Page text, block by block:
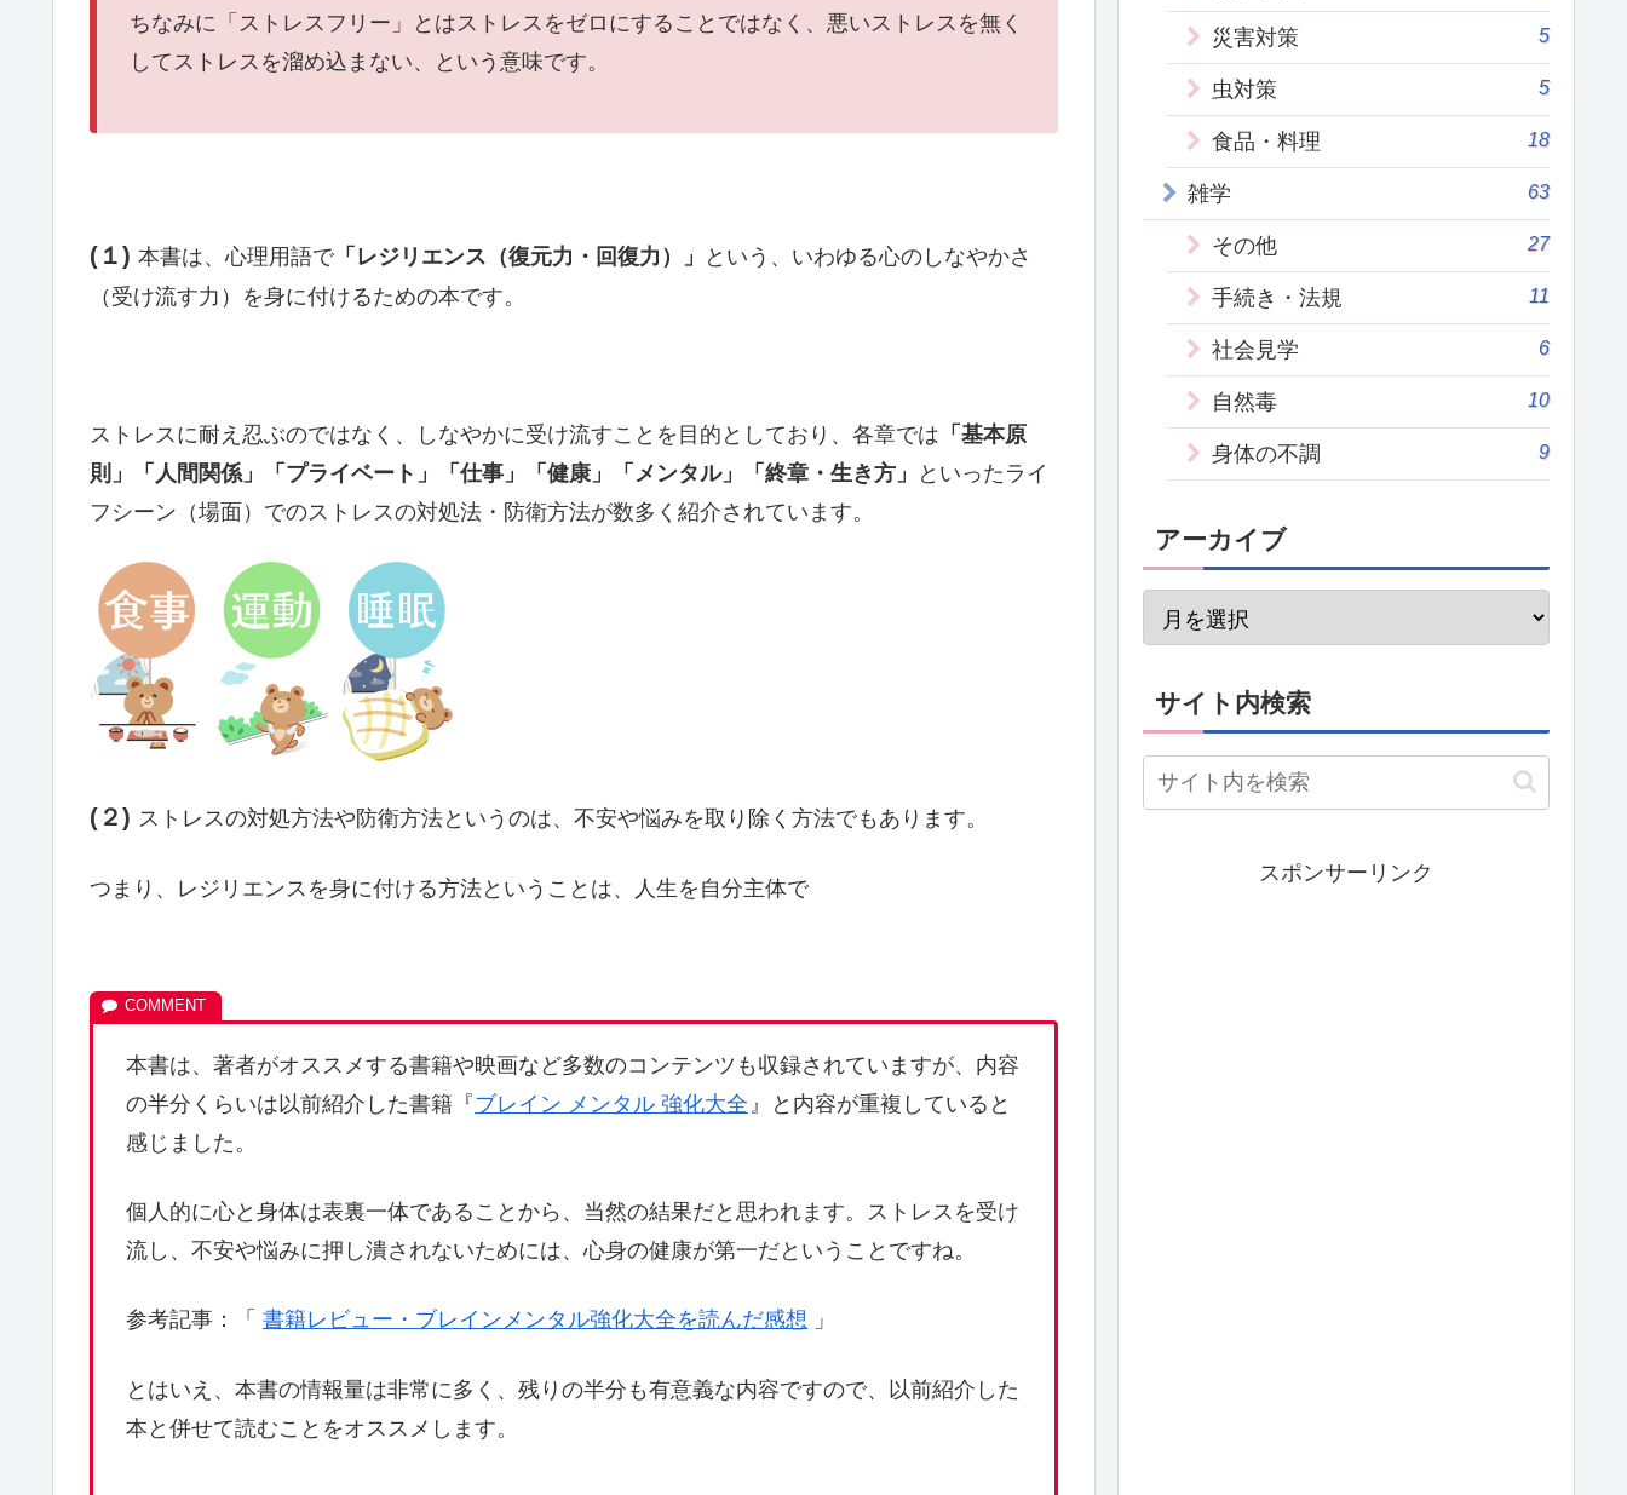
ちなみに「ストレスフリー」とはストレスをゼロにすることではなく、悪いストレスを無く
してストレスを溜め込まない、という意味です。
(１) 本書は、心理用語で「レジリエンス（復元力・回復力）」
という、いわゆる心のしなやかさ
（受け流す力）を身に付けるための本です。
ストレスに耐え忍ぶのではなく、しなやかに受け流すことを目的としており、各章では 「基本原
則」「人間関係」「プライベート」「仕事」「健康」「メンタル」「終章・生き方」
といったライ
フシーン（場面）でのストレスの対処法・防衛方法が数多く紹介されています。
(２) ストレスの対処方法や防衛方法というのは、不安や悩みを取り除く方法でもあります。
つまり、レジリエンスを身に付ける方法ということは、人生を自分主体で
本書は、著者がオススメする書籍や映画など多数のコンテンツも収録されていますが、内容
の半分くらいは以前紹介した書籍『ブレイン メンタル 強化大全 』と内容が重複していると
感じました。
個人的に心と身体は表裏一体であることから、当然の結果だと思われます。ストレスを受け
流し、不安や悩みに押し潰されないためには、心身の健康が第一だということですね。
参考記事：「 書籍レビュー・ブレインメンタル強化大全を読んだ感想 」
とはいえ、本書の情報量は非常に多く、残りの半分も有意義な内容ですので、以前紹介した
本と併せて読むことをオススメします。
災害対策 5
虫対策 5
食品・料理 18
雑学 63
その他 27
手続き・法規 11
社会見学 6
自然毒 10
身体の不調 9
アーカイブ
サイト内検索
スポンサーリンク